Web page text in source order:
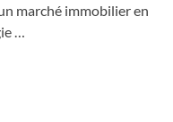
marché immobilier en
…